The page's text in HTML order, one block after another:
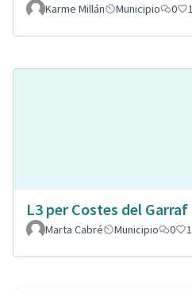
Karme Millán
Municipio 0 1
L3 per Costes del Garraf
Marta Cabré
Municipio 0 1